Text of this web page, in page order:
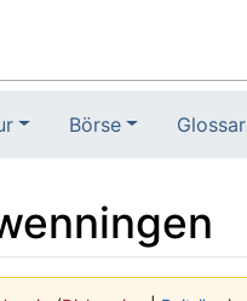
Börse Glossar